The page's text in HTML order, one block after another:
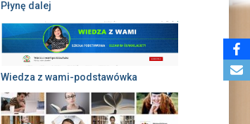
Płynę dalej
Wiedza z wami-podstawówka